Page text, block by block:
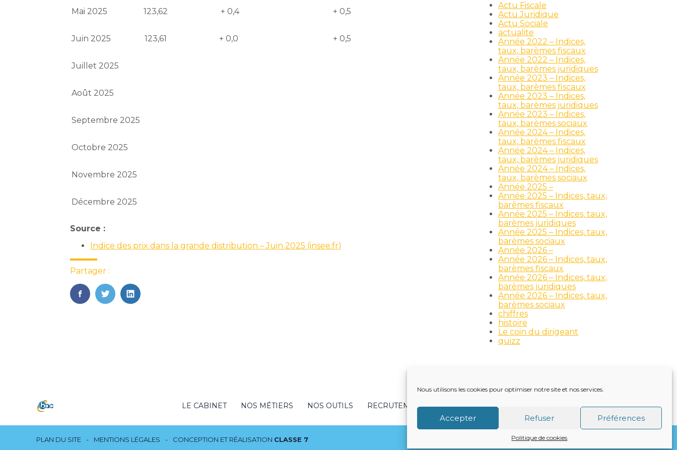
Nous utilisons les cookies pour optimiser notre site et nos services.
Accepter Refuser Préférences
Politique de cookies
Mai 2025 123,62 + 0,4 + 0,5
Juin 2025 123,61 + 0,0 + 0,5
Juillet 2025
Août 2025
Septembre 2025
Octobre 2025
Novembre 2025
Décembre 2025
Source :
Indice des prix dans la grande distribution – Juin 2025 (insee.fr)
Partager :
FaceBook
TwitterLinkedIn
Actu Fiscale
Actu Juridique
Actu Sociale
actualite
Année 2022 – Indices,
taux, barèmes fiscaux
Année 2022 – Indices,
taux, barèmes juridiques
Année 2023 – Indices,
taux, barèmes fiscaux
Année 2023 – Indices,
taux, barèmes juridiques
Année 2023 – Indices,
taux, barèmes sociaux
Année 2024 – Indices,
taux, barèmes fiscaux
Année 2024 – Indices,
taux, barèmes juridiques
Année 2024 – Indices,
taux, barèmes sociaux
Année 2025 –
Année 2025 – Indices, taux,
barèmes fiscaux
Année 2025 – Indices, taux,
barèmes juridiques
Année 2025 – Indices, taux,
barèmes sociaux
Année 2026 –
Année 2026 – Indices, taux,
barèmes fiscaux
Année 2026 – Indices, taux,
barèmes juridiques
Année 2026 – Indices, taux,
barèmes sociaux
chiffres
histoire
Le coin du dirigeant
quizz
Footer
LE CABINET NOS MÉTIERS NOS OUTILS RECRUTEMENT NOTRE ACTUALITÉ VIE DU CABINET CONTACT
Footer
PLAN DU SITE MENTIONS LÉGALES CONCEPTION ET RÉALISATION CLASSE 7